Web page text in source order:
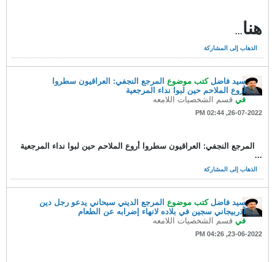
هنا ...
الذهاب إلى المشاركة
سيد فاضل كتب موضوع المرجع النجفي: العراقيون سطروا
أروع الملاحم حين لبوا نداء المرجعية
في قسم الشخصيات اللامعه
26-07-2022, 02:44 PM
المرجع النجفي: العراقيون سطروا أروع الملاحم حين لبوا نداء المرجعية
...
الذهاب إلى المشاركة
سيد فاضل كتب موضوع المرجع الديني سبحاني يدعو رجل دين
آذربيجاني سجين في بلاده لانهاء إضرابه عن الطعام
في قسم الشخصيات اللامعه
23-06-2022, 04:26 PM